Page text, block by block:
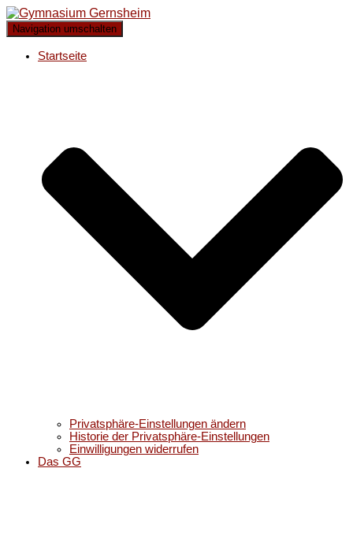
Navigation umschalten
Startseite
Privatsphäre-Einstellungen ändern
Historie der Privatsphäre-Einstellungen
Einwilligungen widerrufen
Das GG